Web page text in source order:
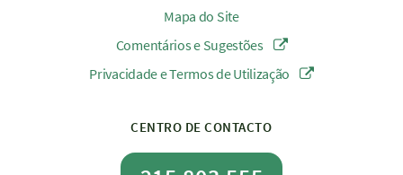
Mapa do Site
Comentários e Sugestões
Privacidade e Termos de Utilização
CENTRO DE CONTACTO